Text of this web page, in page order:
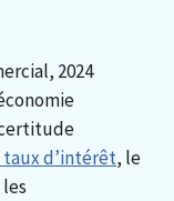
2024
d’intérêt, le